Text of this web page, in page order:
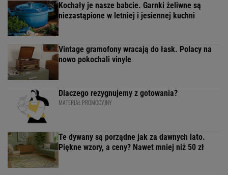
Kochały je nasze babcie. Garnki żeliwne są
niezastąpione w letniej i jesiennej kuchni
Vintage gramofony wracają do łask. Polacy na
nowo pokochali vinyle
Dlaczego rezygnujemy z gotowania?
MATERIAŁ PROMOCYJNY
Te dywany są porządne jak za dawnych lato.
Piękne wzory, a ceny? Nawet mniej niż 50 zł